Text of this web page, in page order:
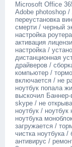
Мiсrоsоft Оffiсе
Аdоbе рhоtоshор
переустановка
смерти / черный
настройка
активация
настройка /
дистанционная
драйверов /
компьютер /
включается / не
ноутбук попала
выскочил Баннер-
skyре / не
ноутбук /
ноутбука
загружается /
чистка ноутбука
антивирус /